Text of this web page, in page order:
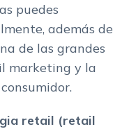
puedes
además de
de las grandes
marketing y la
retail (retail